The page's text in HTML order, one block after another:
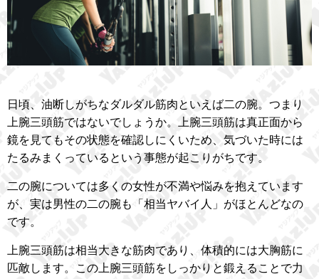
日頃、油断しがちなダルダル筋肉といえば二の腕。つまり
上腕三頭筋ではないでしょうか。上腕三頭筋は真正面から
鏡を見てもその状態を確認しにくいため、気づいた時には
たるみまくっているという事態が起こりがちです。
二の腕については多くの女性が不満や悩みを抱えています
が、実は男性の二の腕も「相当ヤバイ人」がほとんどなの
です。
上腕三頭筋は相当大きな筋肉であり、体積的には大胸筋に
匹敵します。この上腕三頭筋をしっかりと鍛えることで力